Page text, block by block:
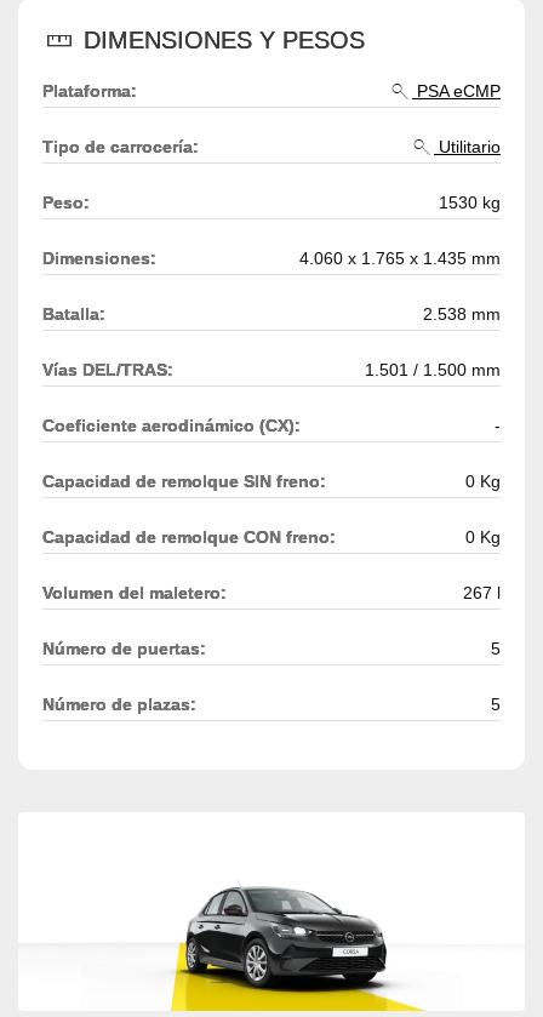
DIMENSIONES Y PESOS
Plataforma: PSA eCMP
Tipo de carrocería: Utilitario
Peso: 1530 kg
Dimensiones: 4.060 x 1.765 x 1.435 mm
Batalla: 2.538 mm
Vías DEL/TRAS: 1.501 / 1.500 mm
Coeficiente aerodinámico (CX): -
Capacidad de remolque SIN freno: 0 Kg
Capacidad de remolque CON freno: 0 Kg
Volumen del maletero: 267 l
Número de puertas: 5
Número de plazas: 5